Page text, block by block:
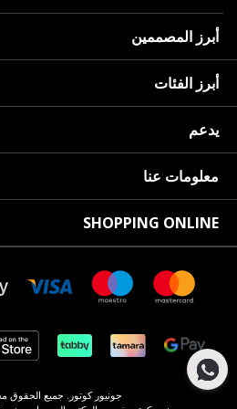
أبرز المصممين
أبرز الفئات
يدعم
معلومات عنا
SHOPPING ONLINE
جونيور كوتور. جميع الحقوق